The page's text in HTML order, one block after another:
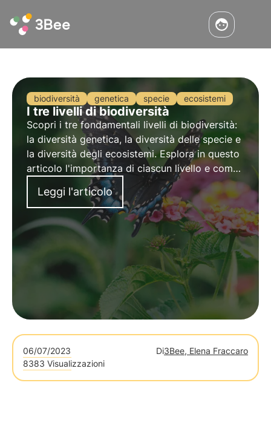
biodiversità genetica specie ecosistemi
I tre livelli di biodiversità
Scopri i tre fondamentali livelli di biodiversità:
la diversità genetica, la diversità delle specie e
la diversità degli ecosistemi. Esplora in questo
articolo l'importanza di ciascun livello e come
la conservazione della biodiversità sia cruciale
per il nostro pianeta.
Leggi l'articolo
06/07/2023 Di3Bee, Elena Fraccaro
8383 Visualizzazioni